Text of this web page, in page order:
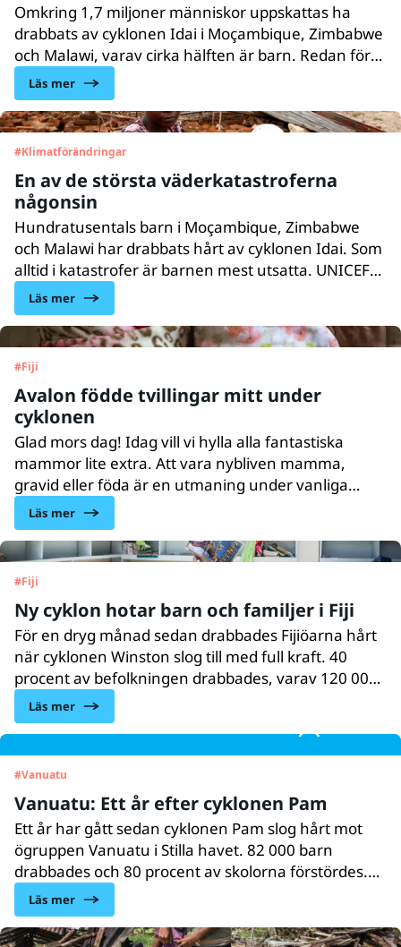
Omkring 1,7 miljoner människor uppskattas ha
drabbats av cyklonen Idai i Moçambique, Zimbabwe
och Malawi, varav cirka hälften är barn. Redan före
cyklonen var 1,5 miljoner människor hårt drabbade
av översvämningar. Läget är akut och behovet av
rent vatten är enormt.
Läs mer
#Klimatförändringar
En av de största väderkatastroferna
någonsin
Hundratusentals barn i Moçambique, Zimbabwe
och Malawi har drabbats hårt av cyklonen Idai. Som
alltid i katastrofer är barnen mest utsatta. UNICEF
finns på plats och kämpar för att hjälpa barnen och
deras familjer.
Läs mer
#Fiji
Avalon födde tvillingar mitt under
cyklonen
Glad mors dag! Idag vill vi hylla alla fantastiska
mammor lite extra. Att vara nybliven mamma,
gravid eller föda är en utmaning under vanliga
omständigheter. Att plötsligt behöva föda i en
katastrof är obeskrivligt. Möt Avalon från Fiji som
fick tvillingar mitt under cyklonen Winston.
Läs mer
#Fiji
Ny cyklon hotar barn och familjer i Fiji
För en dryg månad sedan drabbades Fijiöarna hårt
när cyklonen Winston slog till med full kraft. 40
procent av befolkningen drabbades, varav 120 000
barn. Nu hotar en ny cyklon att förvärra läget för
barnen och deras familjer.
Läs mer
#Vanuatu
Vanuatu: Ett år efter cyklonen Pam
Ett år har gått sedan cyklonen Pam slog hårt mot
ögruppen Vanuatu i Stilla havet. 82 000 barn
drabbades och 80 procent av skolorna förstördes.
Under året som gått har UNICEF arbetat för att
hjälpa barnen och deras samhällen till
återhämtning. Jojo, nio år, går i tältskola.
Läs mer